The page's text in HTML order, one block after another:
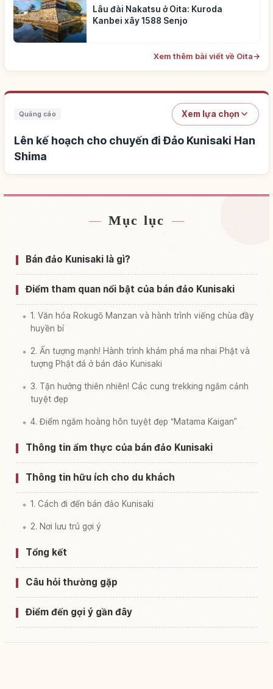
Lâu đài Nakatsu ở Oita: Kuroda
Kanbei xây 1588 Senjo
Xem thêm bài viết về Oita→
Quảng cáo Xem lựa chọn
Lên kế hoạch cho chuyến đi Đảo Kunisaki Han
Shima
Tìm chỗ ở gần Đảo Kunisaki Han Shima
Tìm trải nghiệm tại Đảo Kunisaki Han Shima
Mục lục
Bán đảo Kunisaki là gì?
Điểm tham quan nổi bật của bán đảo Kunisaki
1. Văn hóa Rokugō Manzan và hành trình viếng chùa đầy
huyền bí
2. Ấn tượng mạnh! Hành trình khám phá ma nhai Phật và
tượng Phật đá ở bán đảo Kunisaki
3. Tận hưởng thiên nhiên! Các cung trekking ngắm cảnh
tuyệt đẹp
4. Điểm ngắm hoàng hôn tuyệt đẹp “Matama Kaigan”
Thông tin ẩm thực của bán đảo Kunisaki
Thông tin hữu ích cho du khách
1. Cách đi đến bán đảo Kunisaki
2. Nơi lưu trú gợi ý
Tổng kết
Câu hỏi thường gặp
Điểm đến gợi ý gần đây